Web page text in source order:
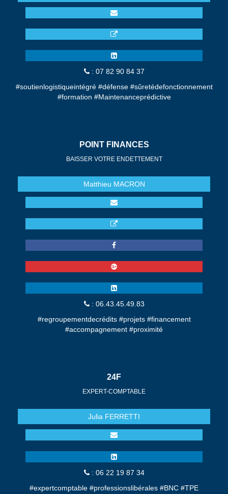
: 07 82 90 84 37
#soutienlogistiqueintégré #défense #sûretédefonctionnement
#formation #Maintenanceprédictive
POINT FINANCES
BAISSER VOTRE ENDETTEMENT
Matthieu MACRON
: 06.43.45.49.83
#regroupementdecrédits #projets #financement
#accompagnement #proximité
24F
EXPERT-COMPTABLE
Julia FERRETTI
: 06 22 19 87 34
#expertcomptable #professionslibérales #BNC #TPE